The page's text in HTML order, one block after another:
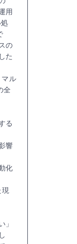
用
の
た
マル
全
る
響
化
」